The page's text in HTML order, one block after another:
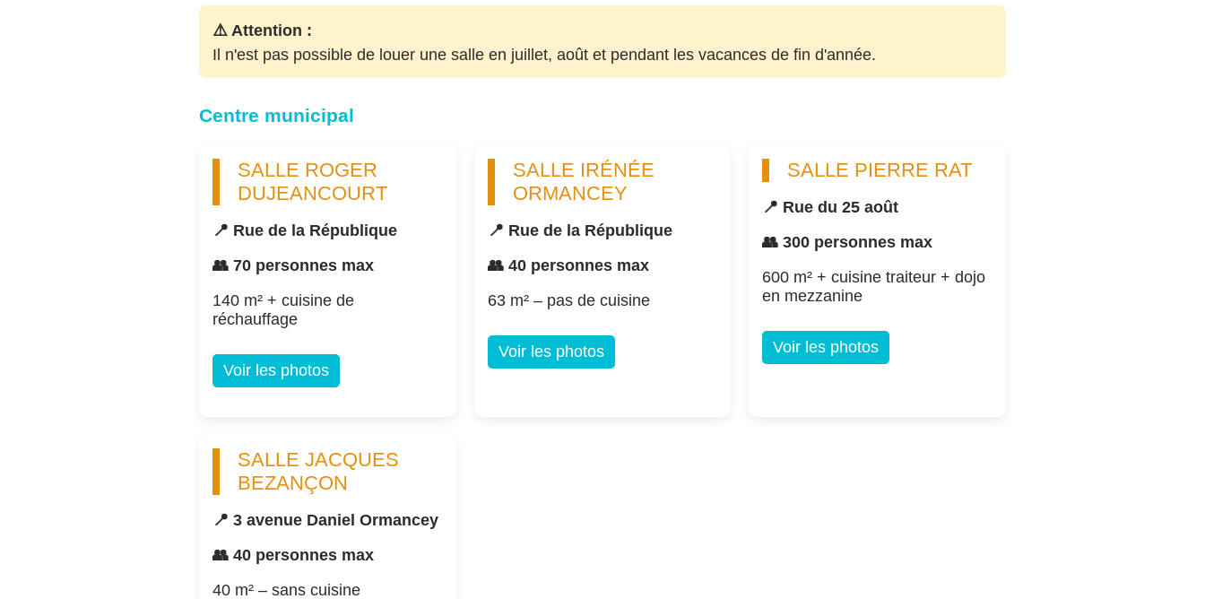
⚠️ Attention :
Il n'est pas possible de louer une salle en juillet, août et pendant les vacances de fin d'année.
Centre municipal
SALLE ROGER
DUJEANCOURT
📍 Rue de la République
👥 70 personnes max
140 m² + cuisine de
réchauffage
Voir les photos
SALLE IRÉNÉE
ORMANCEY
📍 Rue de la République
👥 40 personnes max
63 m² – pas de cuisine
Voir les photos
SALLE PIERRE RAT
📍 Rue du 25 août
👥 300 personnes max
600 m² + cuisine traiteur + dojo
en mezzanine
Voir les photos
SALLE JACQUES
BEZANÇON
📍 3 avenue Daniel Ormancey
👥 40 personnes max
40 m² – sans cuisine